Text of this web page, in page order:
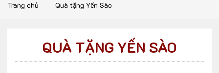
Trang chủ Quà tặng Yến Sào
QUÀ TẶNG YẾN SÀO